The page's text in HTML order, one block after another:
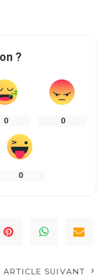
?
0 0
0
ARTICLE SUIVANT